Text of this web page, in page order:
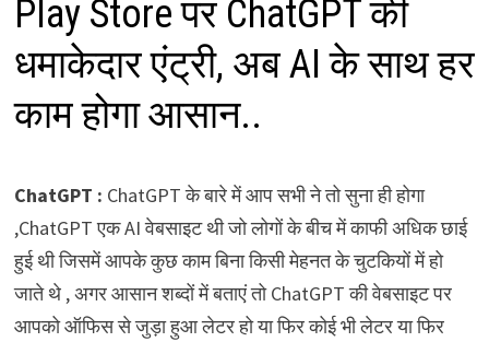
Play Store पर ChatGPT की
धमाकेदार एंट्री, अब AI के साथ हर
काम होगा आसान..
ChatGPT : ChatGPT के बारे में आप सभी ने तो सुना ही होगा
,ChatGPT एक AI वेबसाइट थी जो लोगों के बीच में काफी अधिक छाई
हुई थी जिसमें आपके कुछ काम बिना किसी मेहनत के चुटकियों में हो
जाते थे , अगर आसान शब्दों में बताएं तो ChatGPT की वेबसाइट पर
आपको ऑफिस से जुड़ा हुआ लेटर हो या फिर कोई भी लेटर या फिर